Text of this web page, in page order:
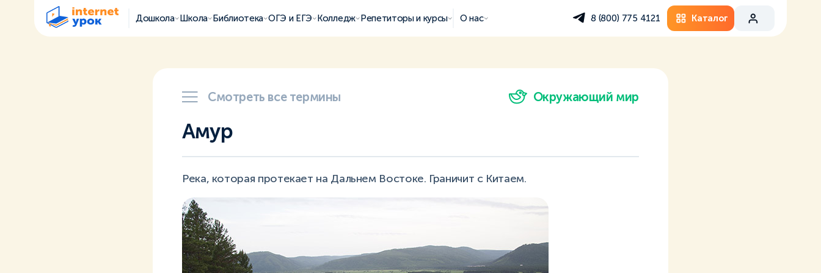
Дошкола Школа Библиотека ОГЭ и ЕГЭ Колледж Репетиторы и курсы О нас 8 (800) 775 4121 Каталог
Смотреть все термины Окружающий мир
Амур
Река, которая протекает на Дальнем Востоке. Граничит с Китаем.